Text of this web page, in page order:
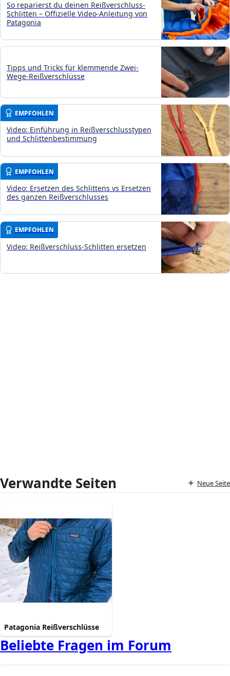
So reparierst du deinen Reißverschluss-
Schlitten – Offizielle Video-Anleitung von
Patagonia
Tipps und Tricks für klemmende Zwei-
Wege-Reißverschlüsse
EMPFOHLEN
Video: Einführung in Reißverschlusstypen
und Schlittenbestimmung
EMPFOHLEN
Video: Ersetzen des Schlittens vs Ersetzen
des ganzen Reißverschlusses
EMPFOHLEN
Video: Reißverschluss-Schlitten ersetzen
Verwandte Seiten Neue Seite
Patagonia Reißverschlüsse
Beliebte Fragen im Forum